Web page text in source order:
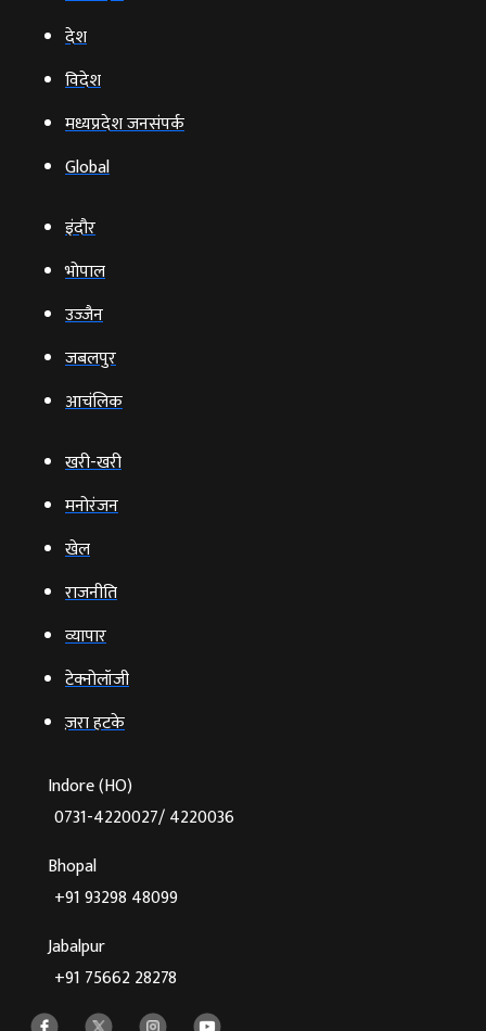
देश
विदेश
मध्यप्रदेश जनसंपर्क
Global
इंदौर
भोपाल
उज्‍जैन
जबलपुर
आचंलिक
खरी-खरी
मनोरंजन
खेल
राजनीति
व्‍यापार
टेक्‍नोलॉजी
ज़रा हटके
Indore (HO)
0731-4220027/ 4220036
Bhopal
+91 93298 48099
Jabalpur
+91 75662 28278